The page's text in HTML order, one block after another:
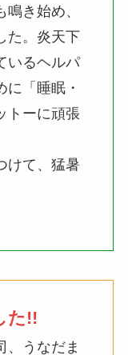
き始め、
た。炎天下
いるヘルパ
「睡眠・
トーに頑張
けて、猛暑
た!!
、うなだま